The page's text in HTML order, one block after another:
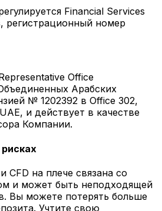
Financial Services
регистрационный номер
Office
Арабских
№ 1202392 в Office 302,
и действует в качестве
Компании.
CFD на плече связана со
и может быть неподходящей
Вы можете потерять больше
Учтите свою